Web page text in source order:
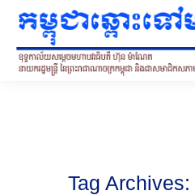
Tag Archives: